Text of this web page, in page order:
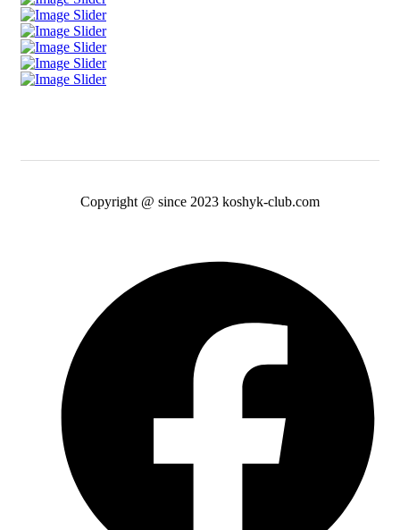
Copyright @ since 2023 koshyk-club.com